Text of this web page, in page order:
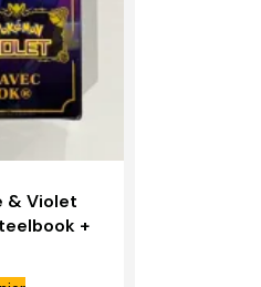
& Violet
+